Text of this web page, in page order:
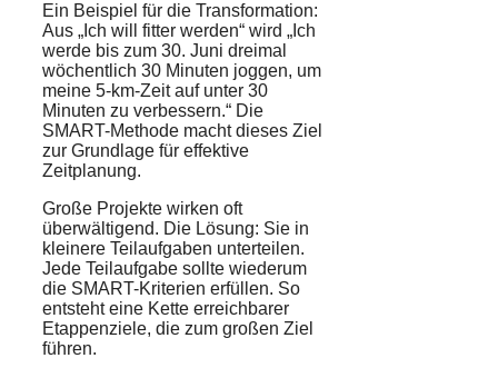
Ein Beispiel für die Transformation:
Aus „Ich will fitter werden“ wird „Ich
werde bis zum 30. Juni dreimal
wöchentlich 30 Minuten joggen, um
meine 5-km-Zeit auf unter 30
Minuten zu verbessern.“ Die
SMART-Methode macht dieses Ziel
zur Grundlage für effektive
Zeitplanung.
Große Projekte wirken oft
überwältigend. Die Lösung: Sie in
kleinere Teilaufgaben unterteilen.
Jede Teilaufgabe sollte wiederum
die SMART-Kriterien erfüllen. So
entsteht eine Kette erreichbarer
Etappenziele, die zum großen Ziel
führen.